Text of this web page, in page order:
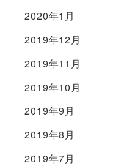
2020年1月
2019年12月
2019年11月
2019年10月
2019年9月
2019年8月
2019年7月